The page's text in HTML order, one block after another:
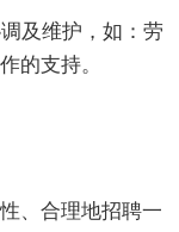
及维护，如：劳
的支持。
、合理地招聘一